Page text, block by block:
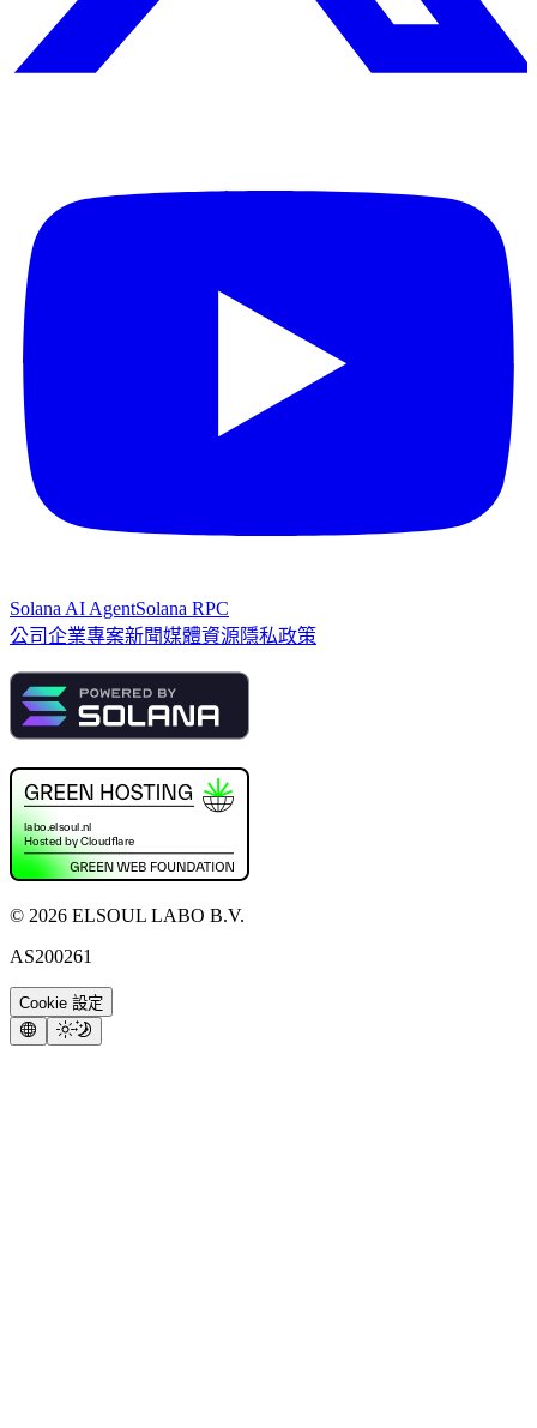
Solana AI AgentSolana RPC
公司企業專案新聞媒體資源隱私政策
© 2026 ELSOUL LABO B.V.
AS200261
Cookie 設定